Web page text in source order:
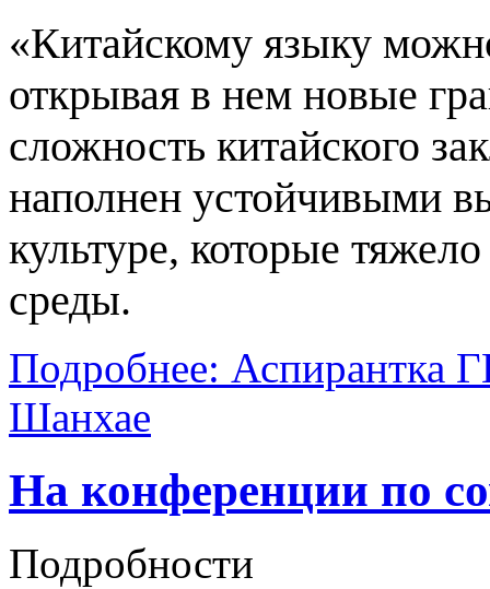
«Китайскому языку
открывая в нем новые
сложность китайского
наполнен устойчивыми
культуре, которые
среды.
Подробнее: Аспирантка
Шанхае
На конференции по
Подробности